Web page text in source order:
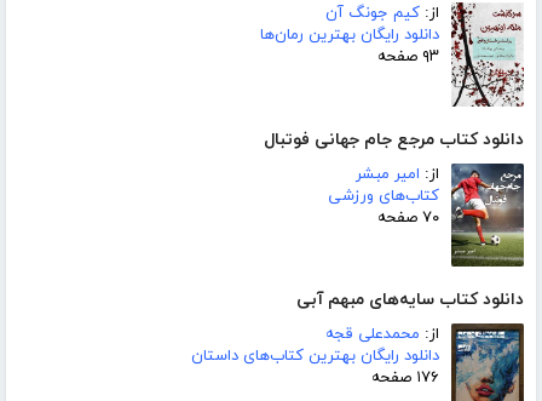
از: کیم جونگ آن
دانلود رایگان بهترین رمان‌ها
۹۳ صفحه
دانلود کتاب مرجع جام جهانی فوتبال
از: امیر مبشر
کتاب‌های ورزشی
۷۰ صفحه
دانلود کتاب سایه‌های مبهم آبی
از: محمدعلی قجه
دانلود رایگان بهترین کتاب‌های داستان
۱۷۶ صفحه